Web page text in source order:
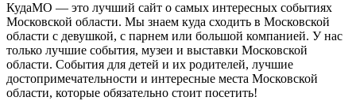
КудаМО — это лучший сайт о самых интересных событиях
Московской области. Мы знаем куда сходить в Московской
области с девушкой, с парнем или большой компанией. У нас
только лучшие события, музеи и выставки Московской
области. События для детей и их родителей, лучшие
достопримечательности и интересные места Московской
области, которые обязательно стоит посетить!